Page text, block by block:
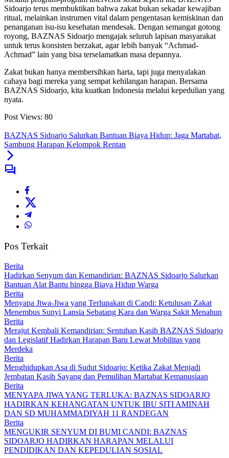
Sidoarjo terus membuktikan bahwa zakat bukan sekadar kewajiban
ritual, melainkan instrumen vital dalam pengentasan kemiskinan dan
penanganan isu-isu kesehatan mendesak. Dengan semangat gotong
royong, BAZNAS Sidoarjo mengajak seluruh lapisan masyarakat
untuk terus konsisten berzakat, agar lebih banyak “Achmad-
Achmad” lain yang bisa terselamatkan masa depannya.
Zakat bukan hanya membersihkan harta, tapi juga menyalakan
cahaya bagi mereka yang sempat kehilangan harapan. Bersama
BAZNAS Sidoarjo, kita kuatkan Indonesia melalui kepedulian yang
nyata.
Post Views: 80
BAZNAS Sidoarjo Salurkan Bantuan Biaya Hidup: Jaga Martabat,
Sambung Harapan Kelompok Rentan
Pos Terkait
Berita
Hadirkan Senyum dan Kemandirian: BAZNAS Sidoarjo Salurkan
Bantuan Alat Bantu hingga Biaya Hidup Warga
Berita
Menyapa Jiwa-Jiwa yang Terlupakan di Candi: Ketulusan Zakat
Menembus Sunyi Lansia Sebatang Kara dan Warga Sakit Menahun
Berita
Merajut Kembali Kemandirian: Sentuhan Kasih BAZNAS Sidoarjo
dan Legislatif Hadirkan Harapan Baru Lewat Mobilitas yang
Merdeka
Berita
Menghidupkan Asa di Sudut Sidoarjo: Ketika Zakat Menjadi
Jembatan Kasih Sayang dan Pemulihan Martabat Kemanusiaan
Berita
MENYAPA JIWA YANG TERLUKA: BAZNAS SIDOARJO
HADIRKAN KEHANGATAN UNTUK IBU SITI AMINAH
DAN SD MUHAMMADIYAH 11 RANDEGAN
Berita
MENGUKIR SENYUM DI BUMI CANDI: BAZNAS
SIDOARJO HADIRKAN HARAPAN MELALUI
PENDIDIKAN DAN KEPEDULIAN SOSIAL